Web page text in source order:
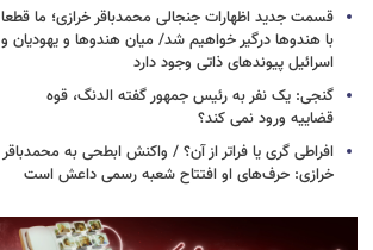
قسمت جدید اظهارات جنجالی محمدباقر خرازی؛ ما قطعا
با هندوها درگیر خواهیم شد/ میان هندوها و یهودیان و
اسرائیل پیوندهای ذاتی وجود دارد
گنجی: یک نفر به رئیس جمهور گفته الدنگ، قوه
قضاییه ورود نمی کند؟
افراطی گری یا فراتر از آن؟ / واکنش ابطحی به محمدباقر
خرازی: حرف‌های او افتتاح شعبه رسمی داعش است